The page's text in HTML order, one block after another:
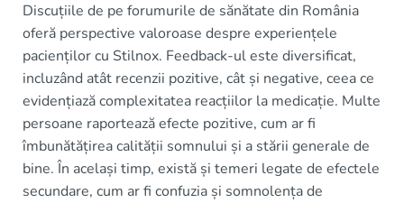
Discuțiile de pe forumurile de sănătate din România
oferă perspective valoroase despre experiențele
pacienților cu Stilnox. Feedback-ul este diversificat,
incluzând atât recenzii pozitive, cât și negative, ceea ce
evidențiază complexitatea reacțiilor la medicație. Multe
persoane raportează efecte pozitive, cum ar fi
îmbunătățirea calității somnului și a stării generale de
bine. În același timp, există și temeri legate de efectele
secundare, cum ar fi confuzia și somnolența de